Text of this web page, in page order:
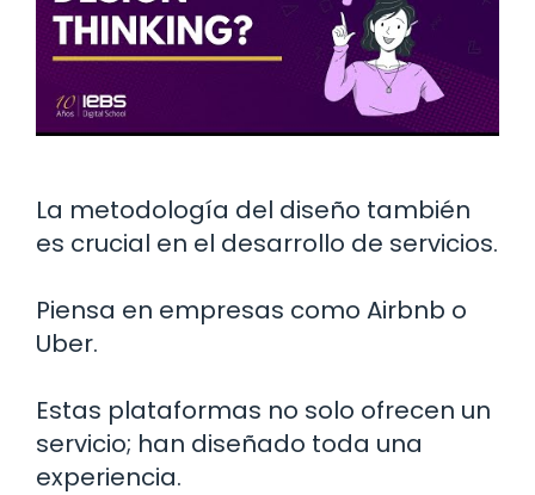
La metodología del diseño también
es crucial en el desarrollo de servicios.
Piensa en empresas como Airbnb o
Uber.
Estas plataformas no solo ofrecen un
servicio; han diseñado toda una
experiencia.